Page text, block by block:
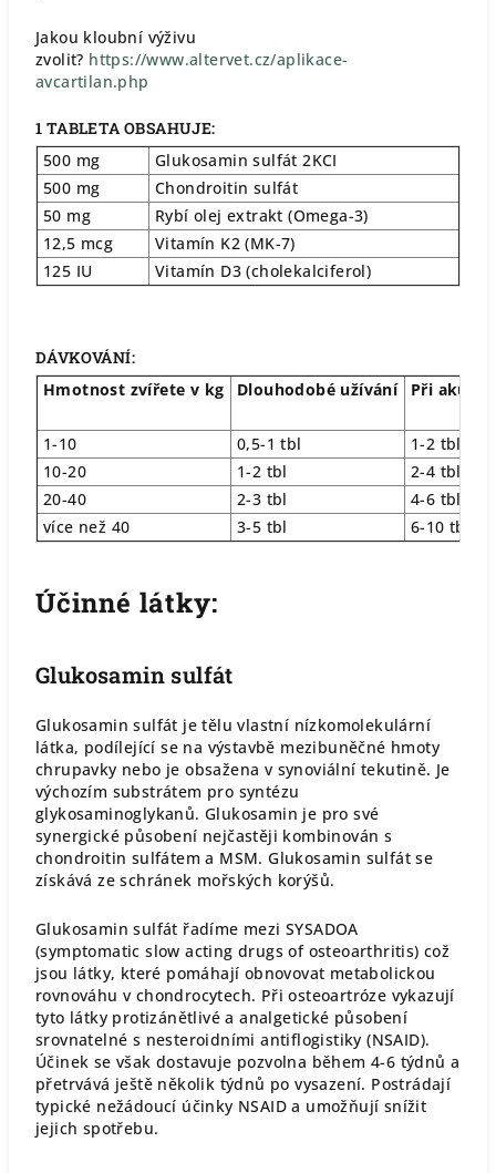
Jakou kloubní výživu
zvolit? https://www.altervet.cz/aplikace-
avcartilan.php
1 TABLETA OBSAHUJE:
500 mg
Glukosamin sulfát 2KCI
500 mg
Chondroitin sulfát
50 mg
Rybí olej extrakt (Omega-3)
12,5 mcg
Vitamín K2 (MK-7)
125 IU
Vitamín D3 (cholekalciferol)
DÁVKOVÁNÍ:
Hmotnost zvířete v kg Dlouhodobé užívání Při
1-10 0,5-1 tbl
1-2 tbl
10-20
1-2 tbl
2-4 tbl
20-40
2-3 tbl
4-6 tbl
více než 40
3-5 tbl 6-10 tbl
Účinné látky:
Glukosamin sulfát
Glukosamin sulfát je tělu vlastní nízkomolekulární
látka, podílející se na výstavbě mezibuněčné hmoty
chrupavky nebo je obsažena v synoviální tekutině. Je
výchozím substrátem pro syntézu
glykosaminoglykanů. Glukosamin je pro své
synergické působení nejčastěji kombinován s
chondroitin sulfátem a MSM. Glukosamin sulfát se
získává ze schránek mořských korýšů.
Glukosamin sulfát řadíme mezi SYSADOA
(symptomatic slow acting drugs of osteoarthritis) což
jsou látky, které pomáhají obnovovat metabolickou
rovnováhu v chondrocytech. Při osteoartróze vykazují
tyto látky protizánětlivé a analgetické působení
srovnatelné s nesteroidními antiflogistiky (NSAID).
Účinek se však dostavuje pozvolna během 4-6 týdnů a
přetrvává ještě několik týdnů po vysazení. Postrádají
typické nežádoucí účinky NSAID a umožňují snížit
jejich spotřebu.